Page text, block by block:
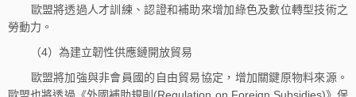
歐盟將透過人才訓練、認證和補助來增加綠色及數位轉型技術之
勞動力。
（4）為建立韌性供應鏈開放貿易
歐盟將加強與非會員國的自由貿易協定，增加關鍵原物料來源。
歐盟也將透過《外國補助規則(Regulation on Foreign Subsidies)》保